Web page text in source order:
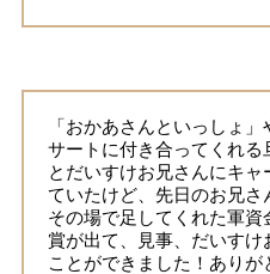
「おかあさんといっしょ
サートに付き合ってくれる
とだいすけお兄さんにキ
ていたけど、先日のお兄
その場で足してくれた軍
賞が出て、見事、だいす
ことができました！ありが